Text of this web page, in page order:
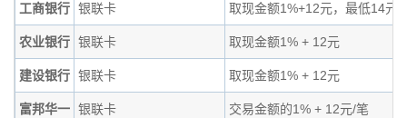
工商银行 银联卡 取现金额1%+12元，最低14元
农业银行 银联卡 取现金额1% + 12元
建设银行 银联卡 取现金额1% + 12元
富邦华一 银联卡 交易金额的1% + 12元/笔